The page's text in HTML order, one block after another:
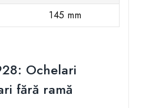
145 mm
Ochelari
fără ramă